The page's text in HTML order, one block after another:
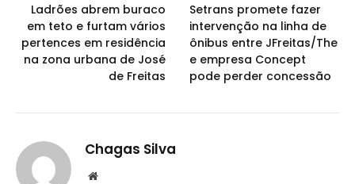
Ladrões abrem buraco
em teto e furtam vários
pertences em residência
na zona urbana de José
de Freitas
Setrans promete fazer
intervenção na linha de
ônibus entre JFreitas/The
e empresa Concept
pode perder concessão
Chagas Silva
Website